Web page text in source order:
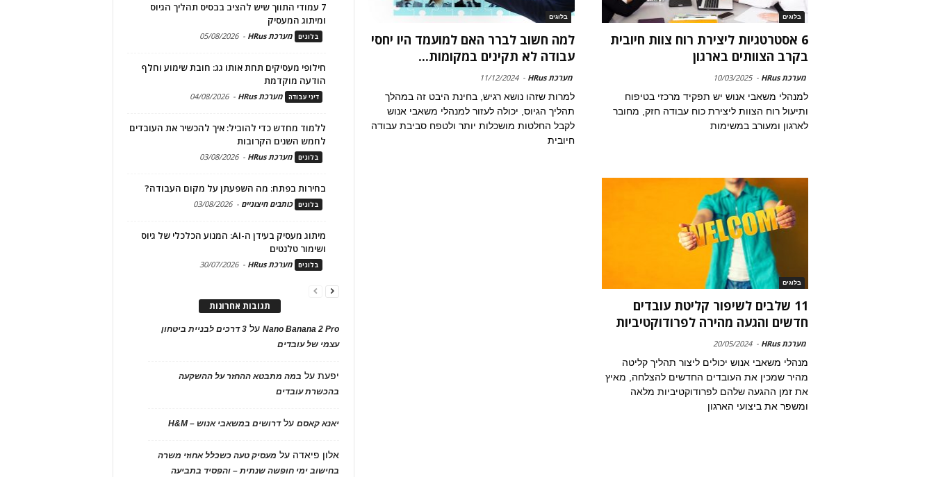
בלוגים
6 אסטרטגיות ליצירת רוח צוות חיובית
בקרב הצוותים בארגון
מערכת HRus -
10/03/2025
למנהלי משאבי אנוש יש תפקיד מרכזי בטיפוח
ותיעול רוח הצוות ליצירת כוח עבודה חזק, מחובר
לארגון ומעורב במשימות
בלוגים
למה חשוב לברר האם למועמד היו יחסי
עבודה לא תקינים במקומות...
מערכת HRus -
11/12/2024
למרות שזהו נושא רגיש, בחינת היבט זה במהלך
תהליך הגיוס, יכולה לעזור למנהלי משאבי אנוש
לקבל החלטות מושכלות יותר ולטפח סביבת עבודה
חיובית
בלוגים
11 שלבים לשיפור קליטת עובדים
חדשים והגעה מהירה לפרודוקטיביות
מערכת HRus -
20/05/2024
מנהלי משאבי אנוש יכולים ליצור תהליך קליטה
מהיר שמכין את העובדים החדשים להצלחה, מאיץ
את זמן ההגעה שלהם לפרודוקטיביות מלאה
ומשפר את ביצועי הארגון
7 עמודי התווך שיש להציב בבסיס תהליך הגיוס
ומיתוג המעסיק
בלוגים מערכת HRus -
05/08/2026
חילופי מעסיקים תחת אותו גג: חובת שימוע וחלף
הודעה מוקדמת
דיני עבודה מערכת HRus -
04/08/2026
ללמוד מחדש כדי להוביל: איך להכשיר את העובדים
לחמש השנים הקרובות
בלוגים מערכת HRus -
03/08/2026
בחירות בפתח: מה השפעתן על מקום העבודה?
בלוגים כותבים חיצוניים -
03/08/2026
מיתוג מעסיק בעידן ה-AI: המנוע הכלכלי של גיוס
ושימור טלנטים
בלוגים מערכת HRus -
30/07/2026
תגובות אחרונות
Nano Banana 2 Proעל
3 דרכים לבניית ביטחון
עצמי של עובדים
יפעתעל במה מתבטא ההחזר על ההשקעה
בהכשרת עובדים
יאנא קאסםעלדרושים במשאבי אנוש – H&M
אלון פיאדה על מעסיק טעה כשכלל אחוזי משרה
בחישוב ימי חופשה שנתית – והפסיד בתביעה